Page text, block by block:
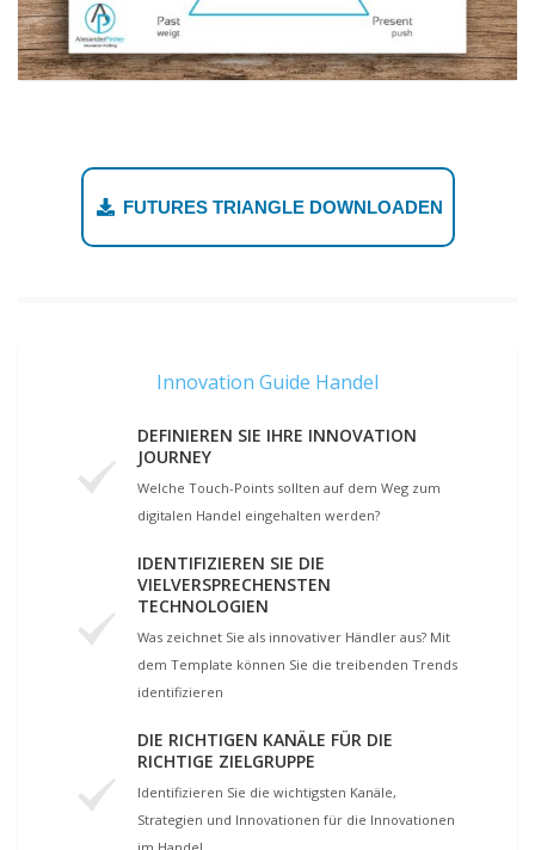
FUTURES TRIANGLE DOWNLOADEN
Innovation Guide Handel
DEFINIEREN SIE IHRE INNOVATION
JOURNEY
Welche Touch-Points sollten auf dem Weg zum
digitalen Handel eingehalten werden?
IDENTIFIZIEREN SIE DIE
VIELVERSPRECHENSTEN
TECHNOLOGIEN
Was zeichnet Sie als innovativer Händler aus? Mit
dem Template können Sie die treibenden Trends
identifizieren
DIE RICHTIGEN KANÄLE FÜR DIE
RICHTIGE ZIELGRUPPE
Identifizieren Sie die wichtigsten Kanäle,
Strategien und Innovationen für die Innovationen